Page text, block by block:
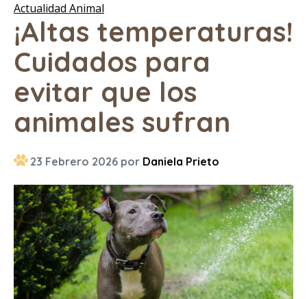
Actualidad Animal
¡Altas temperaturas!
Cuidados para
evitar que los
animales sufran
23 Febrero 2026 por Daniela Prieto